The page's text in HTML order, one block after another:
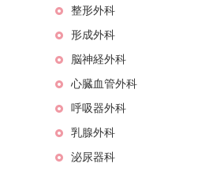
整形外科
形成外科
脳神経外科
心臓血管外科
呼吸器外科
乳腺外科
泌尿器科